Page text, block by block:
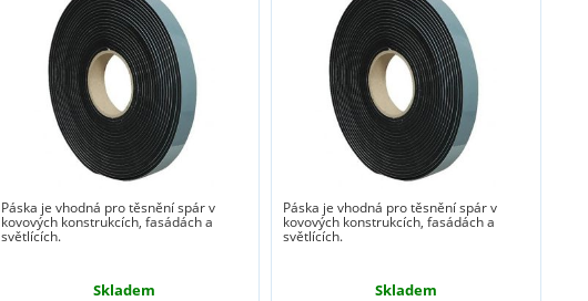
Páska je vhodná pro těsnění spár v
kovových konstrukcích, fasádách a
světlících.
Skladem
Páska je vhodná pro těsnění spár v
kovových konstrukcích, fasádách a
světlících.
Skladem